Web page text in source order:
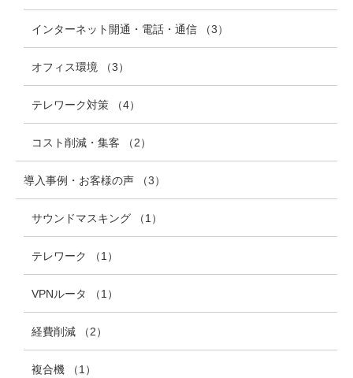
インターネット開通・電話・通信 （3）
オフィス環境 （3）
テレワーク対策 （4）
コスト削減・集客 （2）
導入事例・お客様の声 （3）
サウンドマスキング （1）
テレワーク （1）
VPNルータ （1）
経費削減 （2）
複合機 （1）